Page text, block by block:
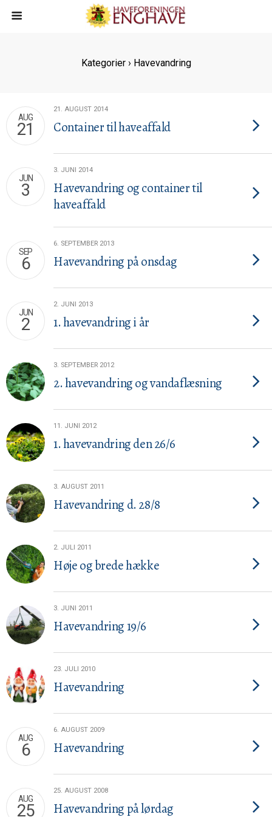
Kategorier › Havevandring
AUG
21
21. AUGUST 2014
Container til haveaffald
JUN
3
3. JUNI 2014
Havevandring og container til
haveaffald
SEP
6
6. SEPTEMBER 2013
Havevandring på onsdag
JUN
2
2. JUNI 2013
1. havevandring i år
3. SEPTEMBER 2012
2. havevandring og vandaflæsning
11. JUNI 2012
1. havevandring den 26/6
3. AUGUST 2011
Havevandring d. 28/8
2. JULI 2011
Høje og brede hække
3. JUNI 2011
Havevandring 19/6
23. JULI 2010
Havevandring
AUG
6
6. AUGUST 2009
Havevandring
AUG
25
25. AUGUST 2008
Havevandring på lørdag